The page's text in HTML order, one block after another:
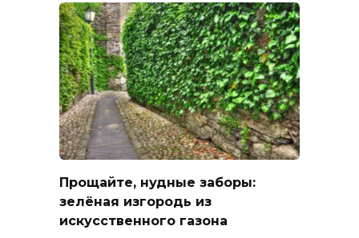
Прощайте, нудные заборы:
зелёная изгородь из
искусственного газона